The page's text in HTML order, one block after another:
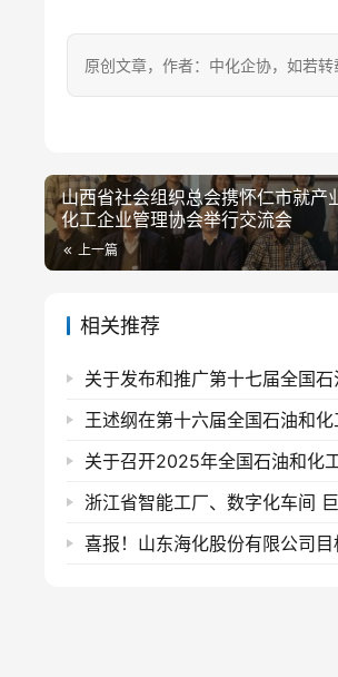
原创文章，作者：中化企协，如若
山西省社会组织总会携怀仁市就产
化工企业管理协会举行交流会
上一篇
相关推荐
浙江省智能工厂、数字化车间